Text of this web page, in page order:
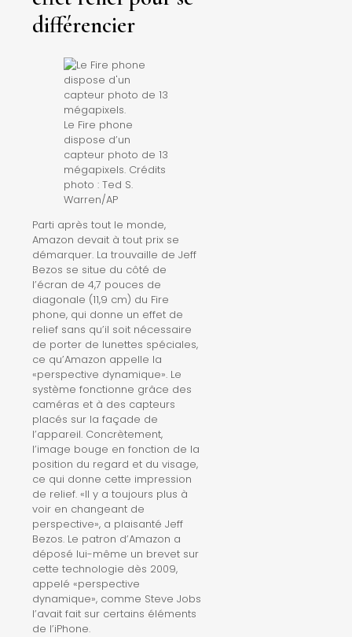
différencier
Le Fire phone
dispose d’un
capteur photo de 13
mégapixels. Crédits
photo : Ted S.
Warren/AP
Parti après tout le monde,
Amazon devait à tout prix se
démarquer. La trouvaille de Jeff
Bezos se situe du côté de
l’écran de 4,7 pouces de
diagonale (11,9 cm) du Fire
phone, qui donne un effet de
relief sans qu’il soit nécessaire
de porter de lunettes spéciales,
ce qu’Amazon appelle la
«perspective dynamique». Le
système fonctionne grâce des
caméras et à des capteurs
placés sur la façade de
l’appareil. Concrètement,
l’image bouge en fonction de la
position du regard et du visage,
ce qui donne cette impression
de relief. «Il y a toujours plus à
voir en changeant de
perspective», a plaisanté Jeff
Bezos. Le patron d’Amazon a
déposé lui-même un brevet sur
cette technologie dès 2009,
appelé «perspective
dynamique», comme Steve Jobs
l’avait fait sur certains éléments
de l’iPhone.